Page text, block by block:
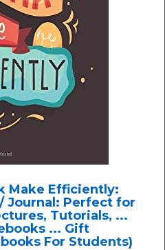
Make Efficiently:
Journal: Perfect for
Tutorials, ...
... Gift
For Students)